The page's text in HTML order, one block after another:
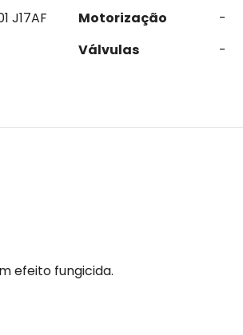
J17AF
Motorização
-
Válvulas
-
efeito fungicida.